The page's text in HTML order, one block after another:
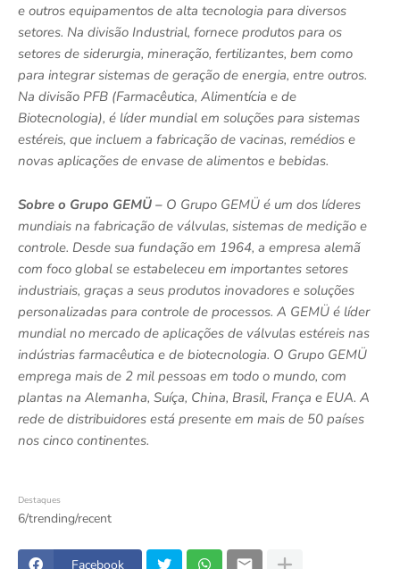
e outros equipamentos de alta tecnologia para diversos
setores. Na divisão Industrial, fornece produtos para os
setores de siderurgia, mineração, fertilizantes, bem como
para integrar sistemas de geração de energia, entre outros.
Na divisão PFB (Farmacêutica, Alimentícia e de
Biotecnologia), é líder mundial em soluções para sistemas
estéreis, que incluem a fabricação de vacinas, remédios e
novas aplicações de envase de alimentos e bebidas.
Sobre o Grupo GEMÜ – O Grupo GEMÜ é um dos líderes
mundiais na fabricação de válvulas, sistemas de medição e
controle. Desde sua fundação em 1964, a empresa alemã
com foco global se estabeleceu em importantes setores
industriais, graças a seus produtos inovadores e soluções
personalizadas para controle de processos. A GEMÜ é líder
mundial no mercado de aplicações de válvulas estéreis nas
indústrias farmacêutica e de biotecnologia. O Grupo GEMÜ
emprega mais de 2 mil pessoas em todo o mundo, com
plantas na Alemanha, Suíça, China, Brasil, França e EUA. A
rede de distribuidores está presente em mais de 50 países
nos cinco continentes.
Destaques
6/trending/recent
Facebook